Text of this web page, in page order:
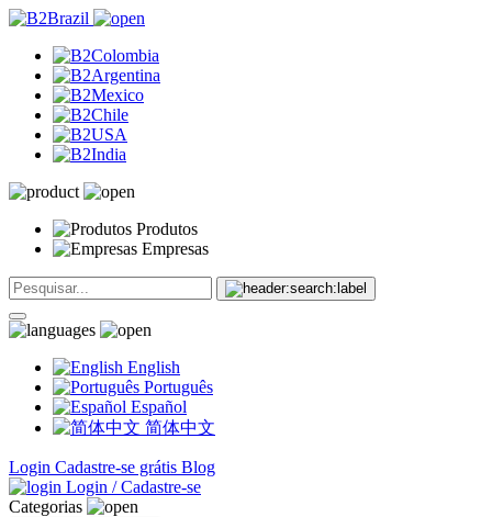
Produtos
Empresas
English
Português
Español
简体中文
Login Cadastre-se grátis Blog
Login / Cadastre-se
Categorias